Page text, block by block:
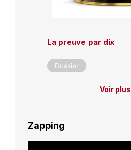
La preuve par dix
Dossier
Voir plus
Zapping